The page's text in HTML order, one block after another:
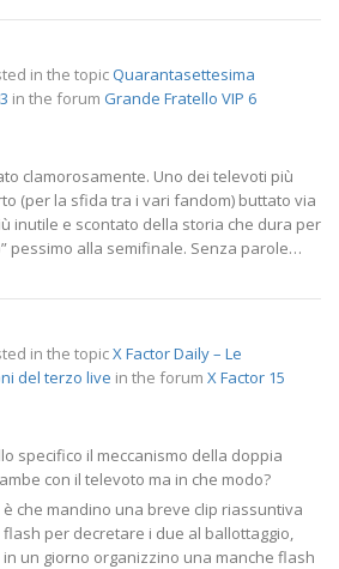
in the topic Quarantasettesima
in the forum Grande Fratello VIP 6
clamorosamente. Uno dei televoti più
(per la sfida tra i vari fandom) buttato via
inutile e scontato della storia che dura per
pessimo alla semifinale. Senza parole…
in the topicX Factor Daily – Le
del terzo live in the forum X Factor 15
specifico il meccanismo della doppia
con il televoto ma in che modo?
è che mandino una breve clip riassuntiva
per decretare i due al ballottaggio,
un giorno organizzino una manche flash